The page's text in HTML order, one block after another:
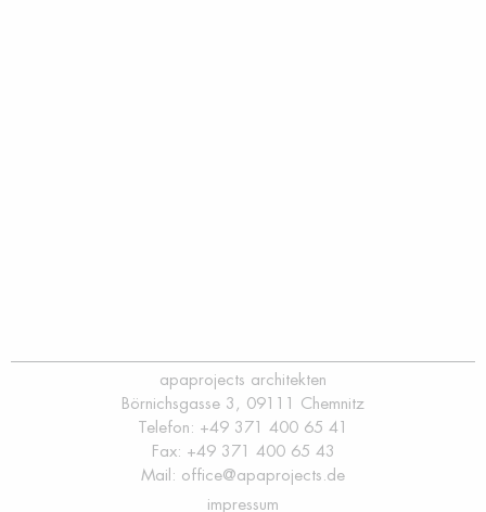
apaprojects architekten
Börnichsgasse 3, 09111 Chemnitz
Telefon: +49 371 400 65 41
Fax: +49 371 400 65 43
Mail: office@apaprojects.de
impressum